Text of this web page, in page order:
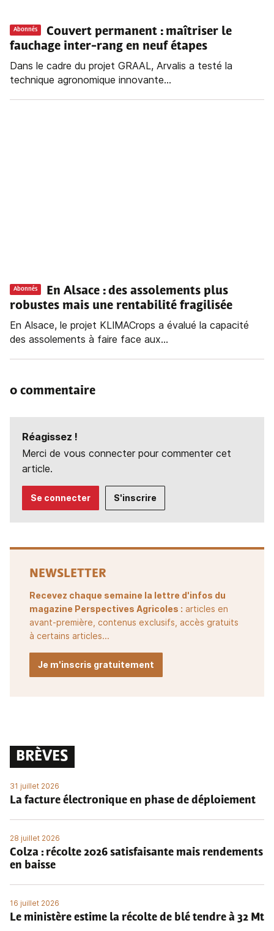
Abonnés
Couvert permanent : maîtriser le
fauchage inter-rang en neuf étapes
Dans le cadre du projet GRAAL, Arvalis a testé la
technique agronomique innovante...
Abonnés
En Alsace : des assolements plus
robustes mais une rentabilité fragilisée
En Alsace, le projet KLIMACrops a évalué la capacité
des assolements à faire face aux...
0 commentaire
Réagissez !
Merci de vous connecter pour commenter cet
article.
Se connecter S'inscrire
NEWSLETTER
Recevez chaque semaine la lettre d'infos du
magazine Perspectives Agricoles : articles en
avant-première, contenus exclusifs, accès gratuits
à certains articles...
Je m'inscris gratuitement
BRÈVES
31 juillet 2026
La facture électronique en phase de déploiement
28 juillet 2026
Colza : récolte 2026 satisfaisante mais rendements
en baisse
16 juillet 2026
Le ministère estime la récolte de blé tendre à 32 Mt